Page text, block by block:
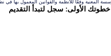
المعنية وفقًا للأنظمة والقوانين المعمول بها في
خطوتك الأولى: سجل لتبدأ التقديم